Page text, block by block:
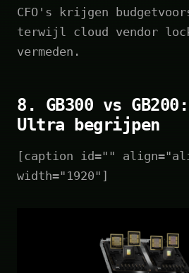
CFO's krijgen
terwijl cloud vendor
vermeden.
8. GB300 vs
Ultra begrijpen
[caption id=""
width="1920"]